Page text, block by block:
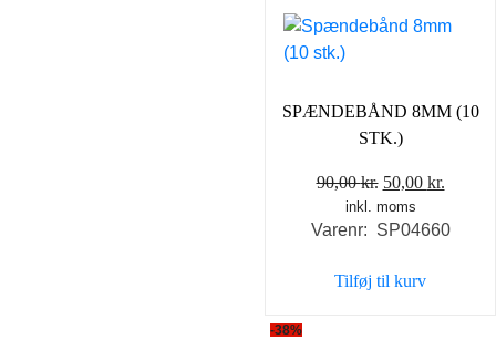
SPÆNDEBÅND 8MM (10
STK.)
90,00kr. Den
oprindelige
pris
90,00 kr..
50,00 kr.
pris
inkl. moms
Varenr: SP04660
Tilføj til kurv
-38%